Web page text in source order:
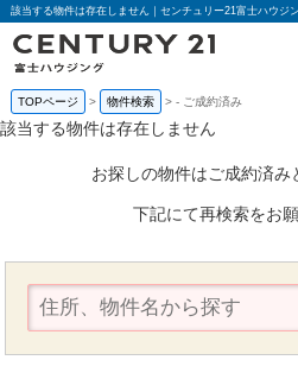
該当する物件は存在しません｜センチュリー21富士ハウジ
TOPページ 物件検索 - ご成約済み
該当する物件は存在しません
お探しの物件はご成約済み
下記にて再検索をお